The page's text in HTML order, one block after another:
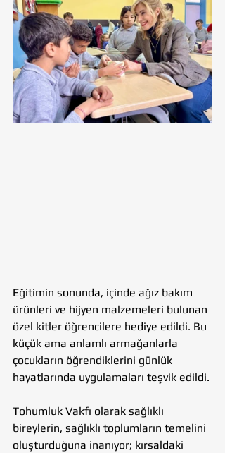
Eğitimin sonunda, içinde ağız bakım
ürünleri ve hijyen malzemeleri bulunan
özel kitler öğrencilere hediye edildi. Bu
küçük ama anlamlı armağanlarla
çocukların öğrendiklerini günlük
hayatlarında uygulamaları teşvik edildi.
Tohumluk Vakfı olarak sağlıklı
bireylerin, sağlıklı toplumların temelini
oluşturduğuna inanıyor; kırsaldaki